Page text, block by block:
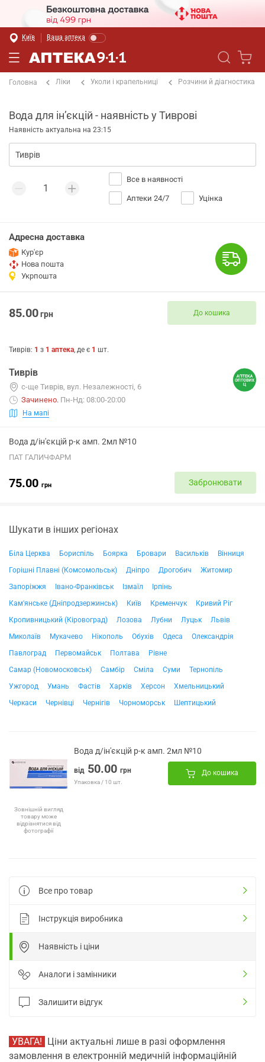
Київ Ваша аптека
Головна Ліки Уколи і крапельниці Розчини й діагностика
Вода для інʼєкцій - наявність у Тиврові
Наявність актуальна на 23:15
Все в наявності
Аптеки 24/7 Уцінка
Адресна доставка
Кур'єр
Нова пошта
Укрпошта
85.00грн До кошика
Тиврів: 1 з 1 аптека, де є 1 шт.
Тиврів
с-ще Тиврів, вул. Незалежності, 6
Зачинено. Пн-Нд: 08:00-20:00
На мапі
Вода д/ін'єкцій р-к амп. 2мл №10
ПАТ ГАЛИЧФАРМ
75.00 грн Забронювати
Шукати в інших регіонах
Біла Церква Бориспіль Боярка Бровари Васильків
Вінниця
Горішні Плавні (Комсомольськ)
Дніпро Дрогобич
Житомир
Запоріжжя
Івано-Франківськ Ізмаїл
Ірпінь
Кам'янське (Дніпродзержинськ)
Київ Кременчук
Кривий Ріг
Кропивницький (Кіровоград)
Лозова Лубни Луцьк
Львів
Миколаїв
Мукачево Нікополь Обухів Одеса
Олександрія
Павлоград
Первомайськ Полтава
Рівне
Самар (Новомосковськ)
Самбір Сміла Суми
Тернопіль
Ужгород
Умань Фастів Харків Херсон
Хмельницький
Черкаси
Чернівці Чернігів Чорноморськ Шептицький
Зовнішній вигляд
товару може
відрізнятися від
фотографії
Вода д/ін'єкцій р-к амп. 2мл №10
від 50.00 грн
Упаковка / 10 шт.
До кошика
Все про товар
Інструкція виробника
Наявність і ціни
Аналоги і замінники
Залишити відгук
УВАГА! Ціни актуальні лише в разі оформлення
замовлення в електронній медичній інформаційній